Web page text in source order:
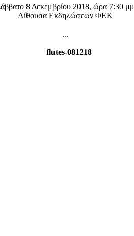
8 Δεκεμβρίου 2018, ώρα 7:30 μμ
Αίθουσα Εκδηλώσεων ΦΕΚ
...